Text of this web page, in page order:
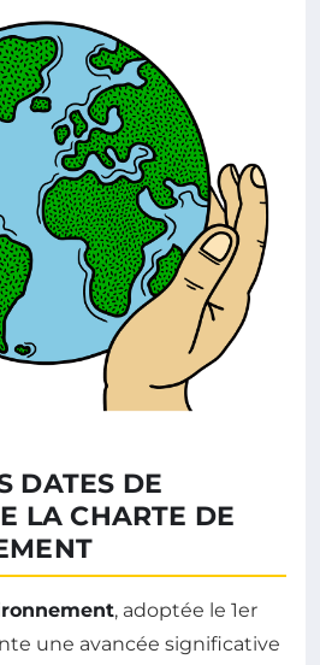
DATES DE
LA CHARTE DE
, adoptée le 1er
une avancée significative